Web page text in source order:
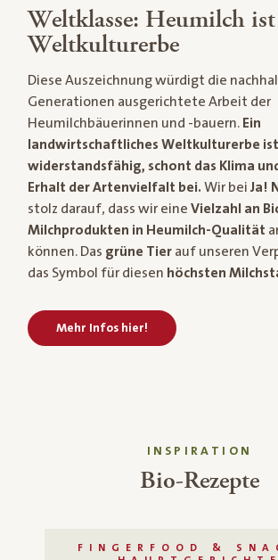
Weltklasse: Heumilch ist
Weltkulturerbe
Diese Auszeichnung würdigt die
Generationen ausgerichtete Arbeit der
Heumilchbäuerinnen und -bauern. Ein
landwirtschaftliches Weltkulturerbe
widerstandsfähig, schont das Klima
Erhalt der Artenvielfalt bei. Wir bei Ja!
stolz darauf, dass wir eine Vielzahl an
Milchprodukten in Heumilch-Qualität
können. Das grüne Tierauf unseren
das Symbol für diesen höchsten
Mehr Infos hier!
INSPIRATION
Bio-Rezepte
FINGERFOOD &